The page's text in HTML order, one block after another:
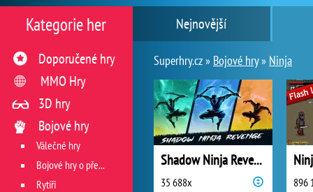
Nejnovější
Superhry.cz » Bojové hry» Ninja
Shadow Ninja Revenge
35 688x 896
Kategorie her
Doporučené hry
MMO Hry
3D hry
Bojové hry
Válečné hry
Bojové hry o přežití
Rytíři